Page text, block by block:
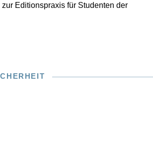
Editionspraxis für Studenten der